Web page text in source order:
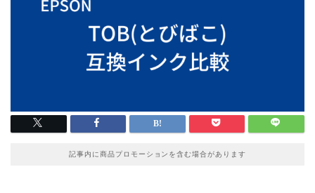
記事内に商品プロモーションを含む場合があります